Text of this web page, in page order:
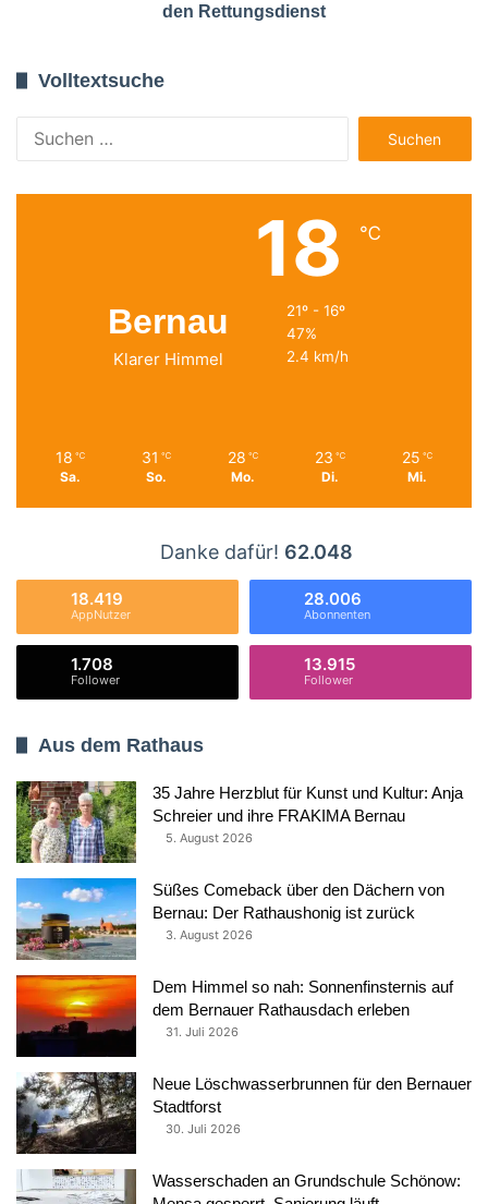
den Rettungsdienst
Volltextsuche
nach:
Bernau
Klarer Himmel
18 ℃
21º - 16º
47%
2.4 km/h
18 ℃
Sa.
31 ℃
So.
28 ℃
Mo.
23 ℃
Di.
25 ℃
Mi.
Danke dafür! 62.048
18.419
AppNutzer
28.006
Abonnenten
1.708
Follower
13.915
Follower
Aus dem Rathaus
35 Jahre Herzblut für Kunst und Kultur: Anja
Schreier und ihre FRAKIMA Bernau
5. August 2026
Süßes Comeback über den Dächern von
Bernau: Der Rathaushonig ist zurück
3. August 2026
Dem Himmel so nah: Sonnenfinsternis auf
dem Bernauer Rathausdach erleben
31. Juli 2026
Neue Löschwasserbrunnen für den Bernauer
Stadtforst
30. Juli 2026
Wasserschaden an Grundschule Schönow: